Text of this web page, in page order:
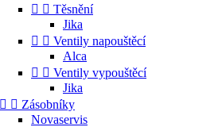
  Těsnění
Jika
  Ventily napouštěcí
Alca
  Ventily vypouštěcí
Jika
  Zásobníky
Novaservis